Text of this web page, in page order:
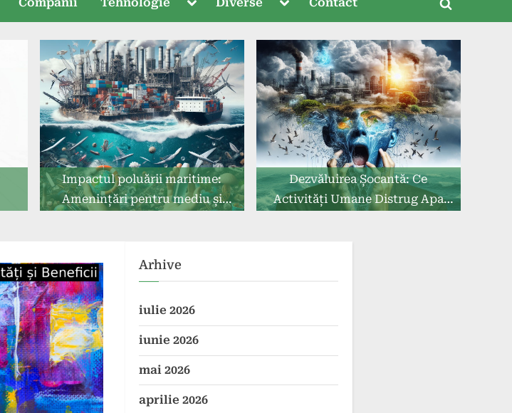
menu
menu
Toggle
form
Impactul poluării maritime:
Amenințări pentru mediu și
Dezvăluirea Șocantă: Ce
Activități Umane Distrug Apa
Arhive
iulie 2026
iunie 2026
mai 2026
aprilie 2026